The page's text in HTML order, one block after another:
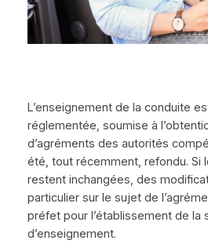
L’enseignement de la conduite
réglementée, soumise à
d’agréments des autorités
été, tout récemment, refondu. Si
restent inchangées, des
particulier sur le sujet de
préfet pour l’établissement de la
d’enseignement.